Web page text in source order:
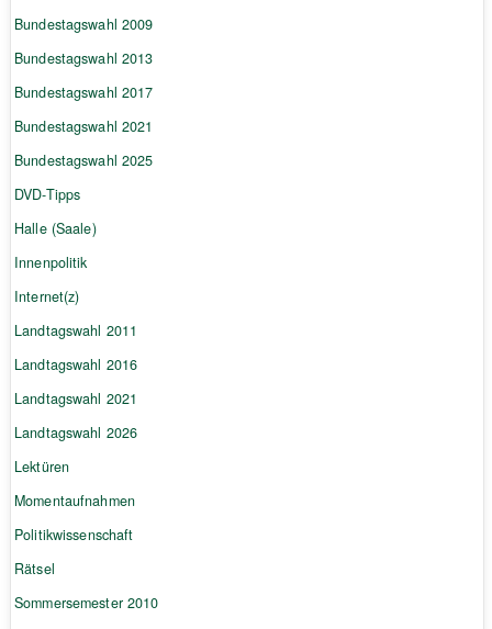
Bundestagswahl 2009
Bundestagswahl 2013
Bundestagswahl 2017
Bundestagswahl 2021
Bundestagswahl 2025
DVD-Tipps
Halle (Saale)
Innenpolitik
Internet(z)
Landtagswahl 2011
Landtagswahl 2016
Landtagswahl 2021
Landtagswahl 2026
Lektüren
Momentaufnahmen
Politikwissenschaft
Rätsel
Sommersemester 2010